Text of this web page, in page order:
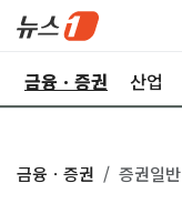
금융ㆍ증권 산업
금융ㆍ증권 증권일반